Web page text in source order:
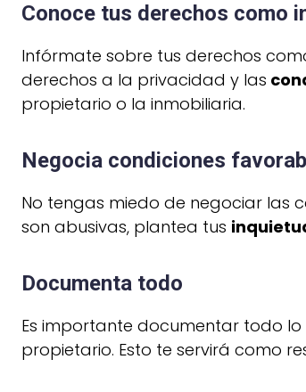
Conoce tus derechos como
Infórmate sobre tus derechos
derechos a la privacidad y las
propietario o la inmobiliaria.
Negocia condiciones
No tengas miedo de negociar las
son abusivas, plantea tus
Documenta todo
Es importante documentar todo
propietario. Esto te servirá como